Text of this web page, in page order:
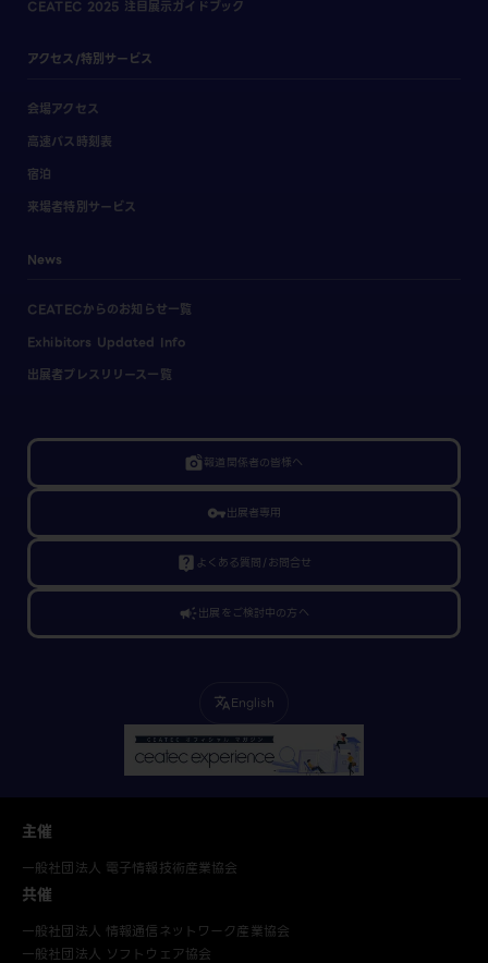
CEATEC 2025 注目展示ガイドブック
アクセス/特別サービス
会場アクセス
高速バス時刻表
宿泊
来場者特別サービス
News
CEATECからのお知らせ一覧
Exhibitors Updated Info
出展者プレスリリース一覧
linked_camera報道関係者の皆様へ
vpn_key出展者専用
live_help よくある質問/お問合せ
campaign出展をご検討中の方へ
translateEnglish
主催
一般社団法人 電子情報技術産業協会
共催
一般社団法人 情報通信ネットワーク産業協会
一般社団法人 ソフトウェア協会